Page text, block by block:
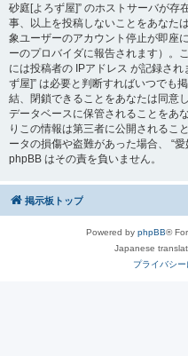
砂庭[よろず屋]” のホストサーバが存
事、以上を投稿しないことをあなた
象ユーザーのアカウント停止が即座
ーのプロバイダに報告されます）。
には投稿者の IPアドレス が記録さ
ず屋]” は必要と判断すればいつでも
結、閉鎖できることをあなたは同意
データベースに保管されることをあ
りこの情報は第三者に公開されるこ
ータの損傷や盗難があった場合、 “
phpBB はその責を負いません。
掲示板トップ
Powered by phpBB®
Japanese
プライバシー